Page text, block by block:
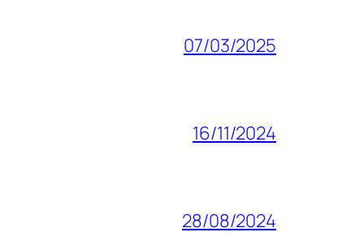
07/03/2025
16/11/2024
28/08/2024